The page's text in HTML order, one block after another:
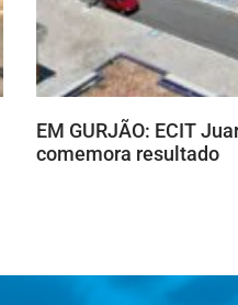
EM GURJÃO: ECIT
comemora resultado